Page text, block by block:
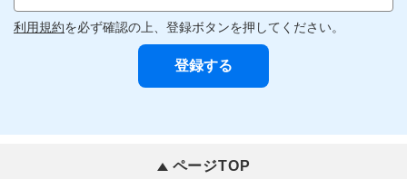
利用規約を必ず確認の上、登録ボタンを押してください。
ページTOP